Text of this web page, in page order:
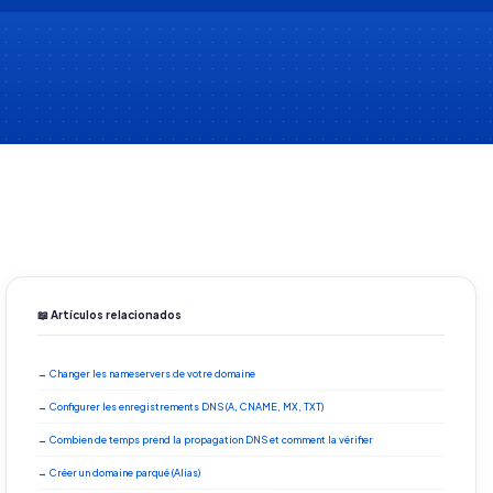
📖 Artículos relacionados
→ Changer les nameservers de votre domaine
→ Configurer les enregistrements DNS (A, CNAME, MX, TXT)
→ Combien de temps prend la propagation DNS et comment la vérifier
→ Créer un domaine parqué (Alias)